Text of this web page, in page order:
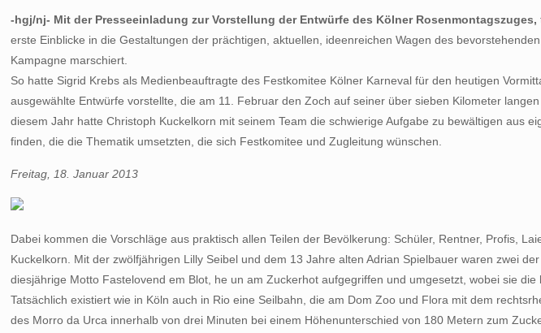
-hgj/nj- Mit der Presseeinladung zur Vorstellung der Entwürfe des Kölner Rosenmontagszuges,
erste Einblicke in die Gestaltungen der prächtigen, aktuellen, ideenreichen Wagen des
Kampagne marschiert.
So hatte Sigrid Krebs als Medienbeauftragte des Festkomitee Kölner Karneval für den heutigen
ausgewählte Entwürfe vorstellte, die am 11. Februar den Zoch auf seiner über sieben Kilometer
diesem Jahr hatte Christoph Kuckelkorn mit seinem Team die schwierige Aufgabe zu bewältigen aus
finden, die die Thematik umsetzten, die sich Festkomitee und Zugleitung wünschen.
Freitag, 18. Januar 2013
Dabei kommen die Vorschläge aus praktisch allen Teilen der Bevölkerung: Schüler, Rentner, Profis,
Kuckelkorn. Mit der zwölfjährigen Lilly Seibel und dem 13 Jahre alten Adrian Spielbauer waren zwei
diesjährige Motto Fastelovend em Blot, he un am Zuckerhot aufgegriffen und umgesetzt, wobei sie
Tatsächlich existiert wie in Köln auch in Rio eine Seilbahn, die am Dom Zoo und Flora mit dem
des Morro da Urca innerhalb von drei Minuten bei einem Höhenunterschied von 180 Metern zum